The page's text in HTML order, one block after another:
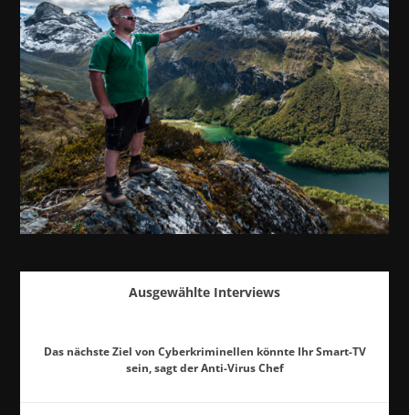
Ausgewählte Interviews
Das nächste Ziel von Cyberkriminellen könnte Ihr Smart-TV
sein, sagt der Anti-Virus Chef